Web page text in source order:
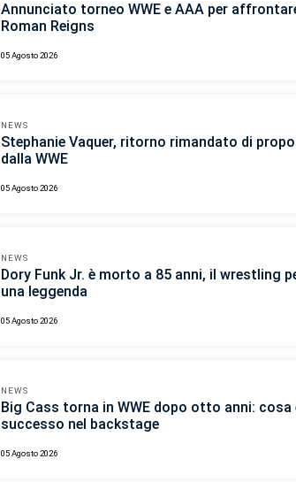
Annunciato torneo WWE e AAA per
Roman Reigns
05 Agosto 2026
NEWS
Stephanie Vaquer, ritorno rimandato di
dalla WWE
05 Agosto 2026
NEWS
Dory Funk Jr. è morto a 85 anni, il wrestling
una leggenda
05 Agosto 2026
NEWS
Big Cass torna in WWE dopo otto anni: cosa
successo nel backstage
05 Agosto 2026